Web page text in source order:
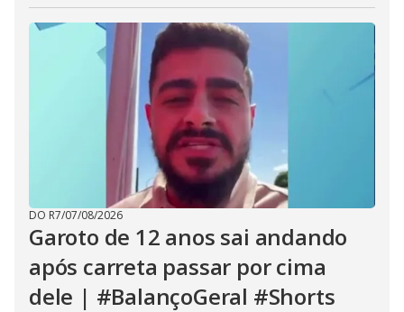
DO R7/07/08/2026
Garoto de 12 anos sai andando
após carreta passar por cima
dele | #BalançoGeral #Shorts